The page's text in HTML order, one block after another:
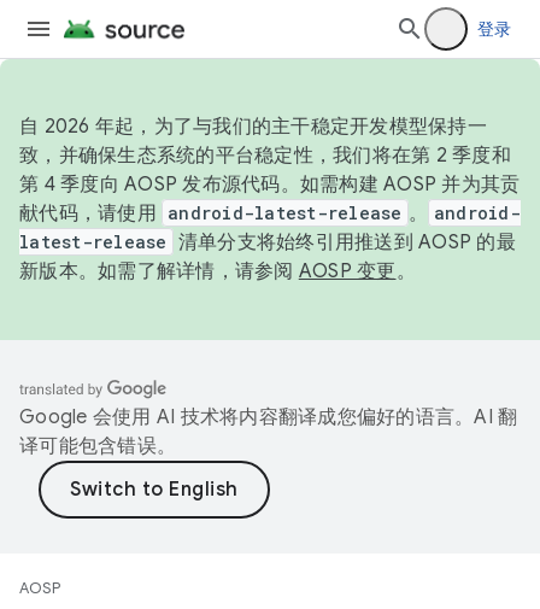
登录
自 2026 年起，为了与我们的主干稳定开发模型保持一
致，并确保生态系统的平台稳定性，我们将在第 2 季度和
第 4 季度向 AOSP 发布源代码。如需构建 AOSP 并为其贡
献代码，请使用 android-latest-release 。
android-
latest-release 清单分支将始终引用推送到 AOSP 的最
新版本。如需了解详情，请参阅 AOSP 变更。
Google 会使用 AI 技术将内容翻译成您偏好的语言。AI 翻
译可能包含错误。
AOSP